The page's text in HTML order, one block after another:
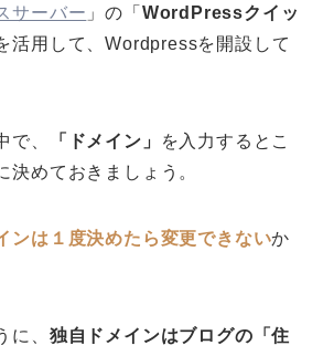
サーバー 」の「 WordPressクイッ
活用して、Wordpressを開設して
で、 「ドメイン」
を入力するとこ
決めておきましょう。
ンは１度決めたら変更できないか
に、 独自ドメインはブログの「住